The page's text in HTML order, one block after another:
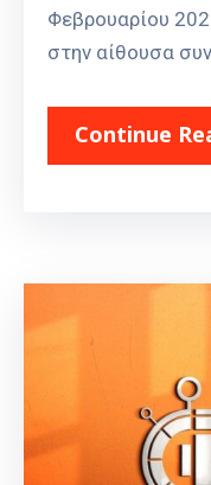
Φεβρουαρίου
στην αίθουσα
Continue